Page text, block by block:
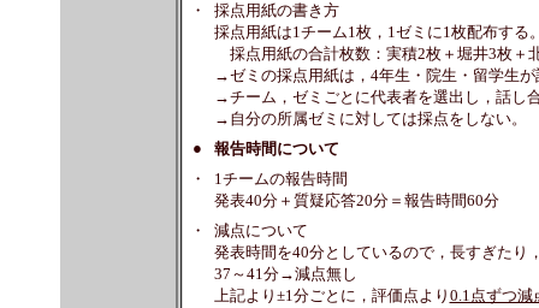
・
採点用紙の書き方
採点用紙は1チーム1枚，1ゼミに1枚配布する
採点用紙の合計枚数：実積2枚＋堀井3枚＋
→ゼミの採点用紙は，4年生・院生・留学生
→チーム，ゼミごとに代表者を選出し，話し
→自分の所属ゼミに対しては採点をしない。
●
報告時間について
・
1チームの報告時間
発表40分＋質疑応答20分＝報告時間60分
・
減点について
発表時間を40分としているので，長すぎたり
37～41分→減点無し
上記より±1分ごとに，評価点より 0.1点ずつ減